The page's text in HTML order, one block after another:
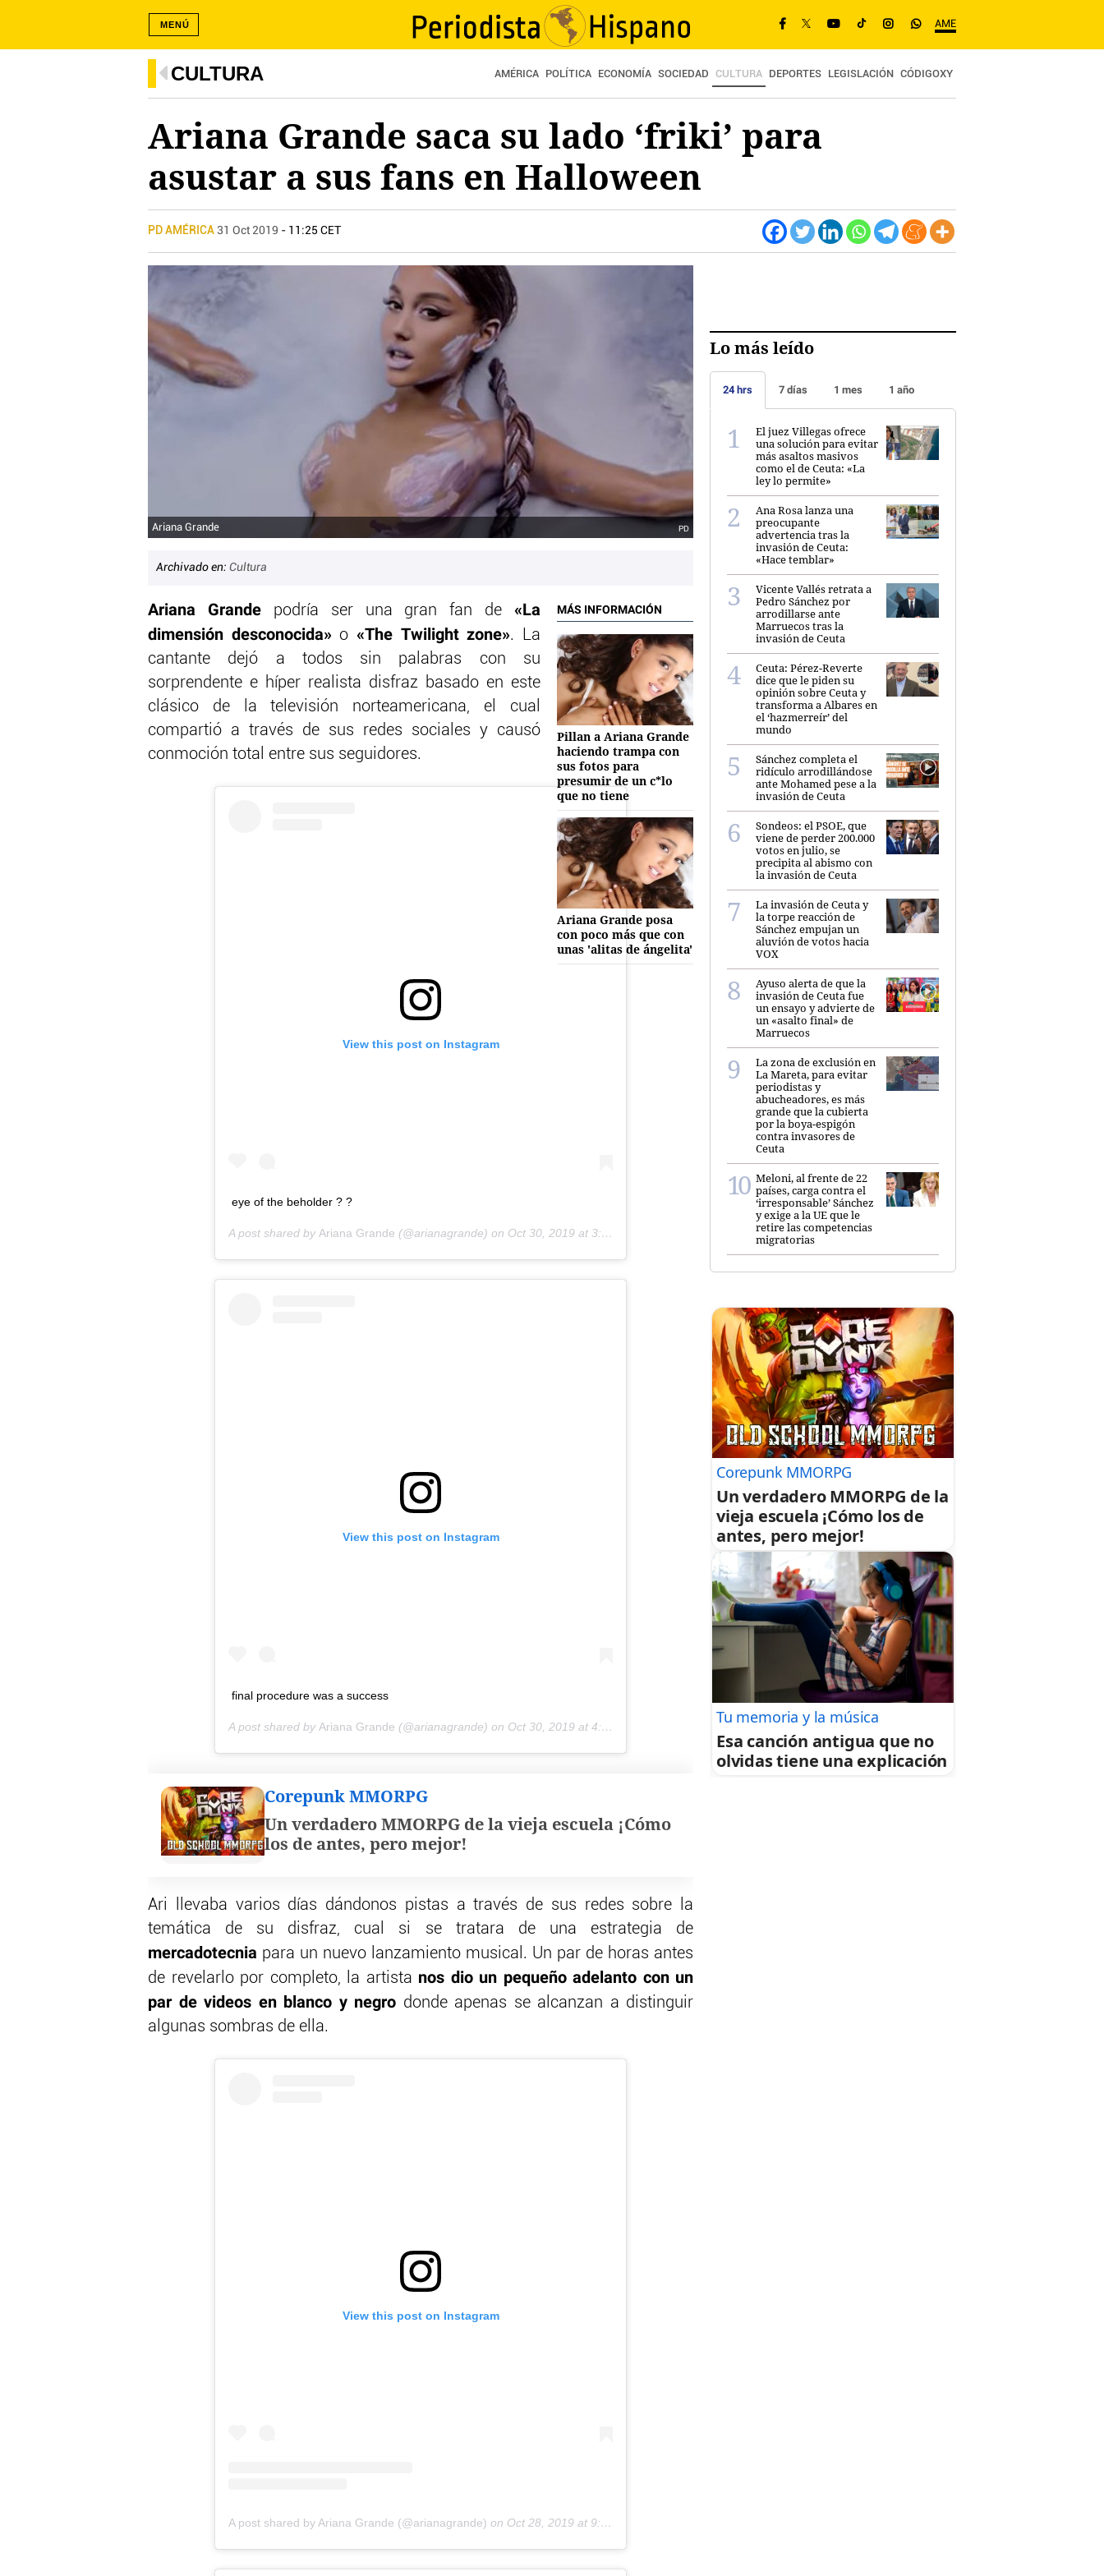
AME
MENÚ
CULTURA AMÉRICA POLÍTICA ECONOMÍA SOCIEDAD CULTURA DEPORTES LEGISLACIÓN CÓDIGOXY
Ariana Grande saca su lado ‘friki’ para
asustar a sus fans en Halloween
PD AMÉRICA 31 Oct 2019 - 11:25 CET
Ariana Grande PD
Archivado en: Cultura
MÁS INFORMACIÓN
Pillan a Ariana Grande
haciendo trampa con
sus fotos para
presumir de un c*lo
que no tiene
Ariana Grande posa
con poco más que con
unas 'alitas de ángelita'
Ariana Grandepodría ser una gran fan de «La
dimensión desconocida»o«The Twilight zone». La
cantante dejó a todos sin palabras con su
sorprendente e híper realista disfraz basado en este
clásico de la televisión norteamericana, el cual
compartió a través de sus redes sociales y causó
conmoción total entre sus seguidores.
View this post on Instagram
eye of the beholder ? ?
A post shared by Ariana Grande (@arianagrande) on Oct 30, 2019 at 3:48pm PDT
View this post on Instagram
final procedure was a success
A post shared by Ariana Grande (@arianagrande) on Oct 30, 2019 at 4:25pm PDT
Corepunk MMORPG
Un verdadero MMORPG de la vieja escuela ¡Cómo
los de antes, pero mejor!
Ari llevaba varios días dándonos pistas a través de sus redes sobre la
temática de su disfraz, cual si se tratara de una estrategia de
mercadotecnia para un nuevo lanzamiento musical. Un par de horas antes
de revelarlo por completo, la artista nos dio un pequeño adelanto con un
par de videos en blanco y negro donde apenas se alcanzan a distinguir
algunas sombras de ella.
View this post on Instagram
A post shared by Ariana Grande (@arianagrande) on Oct 28, 2019 at 9:44am PDT
Lo más leído
24 hrs 7 días 1 mes 1 año
El juez Villegas ofrece
una solución para evitar
más asaltos masivos
como el de Ceuta: «La
ley lo permite»
Ana Rosa lanza una
preocupante
advertencia tras la
invasión de Ceuta:
«Hace temblar»
Vicente Vallés retrata a
Pedro Sánchez por
arrodillarse ante
Marruecos tras la
invasión de Ceuta
Ceuta: Pérez-Reverte
dice que le piden su
opinión sobre Ceuta y
transforma a Albares en
el ‘hazmerreír’ del
mundo
Sánchez completa el
ridículo arrodillándose
ante Mohamed pese a la
invasión de Ceuta
Sondeos: el PSOE, que
viene de perder 200.000
votos en julio, se
precipita al abismo con
la invasión de Ceuta
La invasión de Ceuta y
la torpe reacción de
Sánchez empujan un
aluvión de votos hacia
VOX
Ayuso alerta de que la
invasión de Ceuta fue
un ensayo y advierte de
un «asalto final» de
Marruecos
La zona de exclusión en
La Mareta, para evitar
periodistas y
abucheadores, es más
grande que la cubierta
por la boya-espigón
contra invasores de
Ceuta
Meloni, al frente de 22
países, carga contra el
‘irresponsable’ Sánchez
y exige a la UE que le
retire las competencias
migratorias
Corepunk MMORPG
Un verdadero MMORPG de la
vieja escuela ¡Cómo los de
antes, pero mejor!
Tu memoria y la música
Esa canción antigua que no
olvidas tiene una explicación